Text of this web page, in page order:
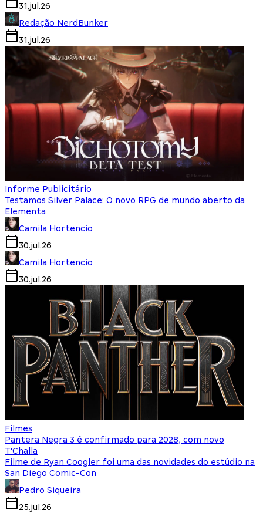
31.jul.26
Redação NerdBunker
31.jul.26
Informe Publicitário
Testamos Silver Palace: O novo RPG de mundo aberto da
Elementa
Camila Hortencio
30.jul.26
Camila Hortencio
30.jul.26
Filmes
Pantera Negra 3 é confirmado para 2028, com novo
T'Challa
Filme de Ryan Coogler foi uma das novidades do estúdio na
San Diego Comic-Con
Pedro Siqueira
25.jul.26